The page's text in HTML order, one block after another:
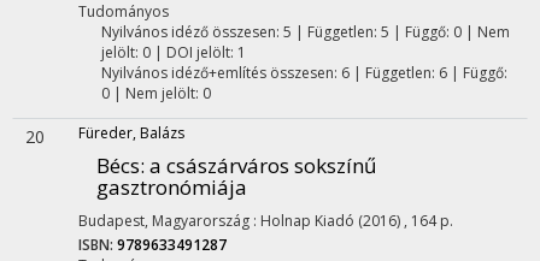
Tudományos
Nyilvános idéző összesen: 5 | Független: 5 | Függő: 0 | Nem
jelölt: 0 | DOI jelölt: 1
Nyilvános idéző+említés összesen: 6| Független: 6 | Függő:
0 | Nem jelölt: 0
20 Füreder, Balázs
Bécs: a császárváros sokszínű
gasztronómiája
Budapest, Magyarország : Holnap Kiadó (2016) , 164 p.
ISBN: 9789633491287